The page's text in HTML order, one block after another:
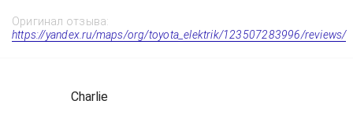
Оригинал отзыва:
https://yandex.ru/maps/org/toyota_elektrik/123507283996/reviews/
Charlie